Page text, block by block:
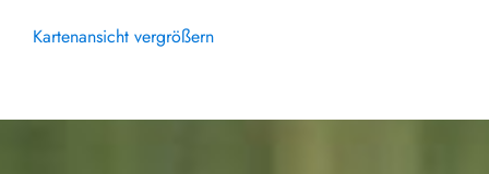
Kartenansicht vergrößern